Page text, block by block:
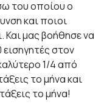
του οποίου ο
και ποιοι
Και μας βοήθησε να
στον
1/4 από
το μήνα και
το μήνα!